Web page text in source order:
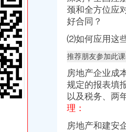
文化播有限公司新招聘信息-
名称被撤销,相对人仍具备提起行政
于公司发行股份及支付现金购买资产
导的冷漠不作为_重庆_天涯论坛_天
咨询有限公司招聘-汇博网
重庆市2017年推进战略新兴服
”-重庆市南岸区人民
流程-公司注册-重庆工商代办公司_
来重庆新设立市场主体77.71万户
主体77.71万户_重庆频道_凤凰网
颈和全方位应
好合同？
⑵如何应用这
推荐朋友参加此
房地产企业成
规定的报表填
以及税务、两
理：
房地产和建安